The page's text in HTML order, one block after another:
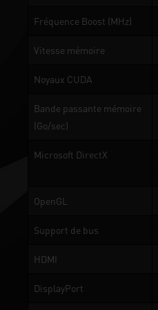
Fréquence Boost (MHz)
Vitesse mémoire
Noyaux CUDA
Bande passante mémoire
(Go/sec)
Microsoft DirectX
OpenGL
Support de bus
HDMI
DisplayPort